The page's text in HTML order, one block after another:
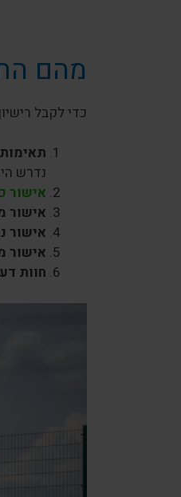
מהם
כדי לקבל
נדרש
אישור
אישור
אישור
אישור
חוות